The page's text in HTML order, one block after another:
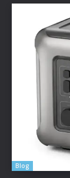
Blog